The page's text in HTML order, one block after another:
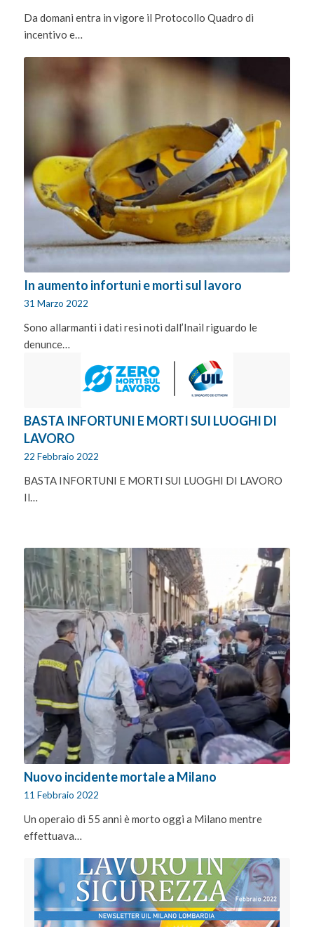
Da domani entra in vigore il Protocollo Quadro di
incentivo e…
In aumento infortuni e morti sul lavoro
31 Marzo 2022
Sono allarmanti i dati resi noti dall’Inail riguardo le
denunce…
BASTA INFORTUNI E MORTI SUI LUOGHI DI
LAVORO
22 Febbraio 2022
BASTA INFORTUNI E MORTI SUI LUOGHI DI LAVORO
Il…
Nuovo incidente mortale a Milano
11 Febbraio 2022
Un operaio di 55 anni è morto oggi a Milano mentre
effettuava…